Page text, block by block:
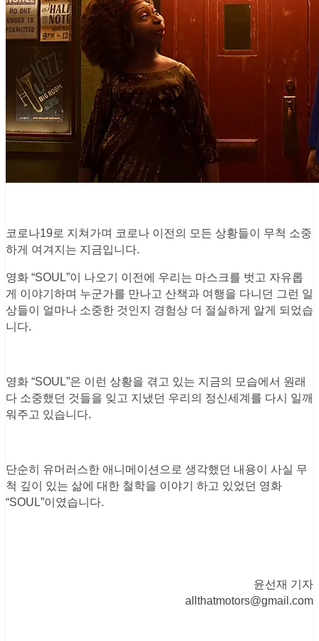
코로나19로 지쳐가며 코로나 이전의 모든 상황들이 무척 소중
하게 여겨지는 지금입니다.
영화 “SOUL”이 나오기 이전에 우리는 마스크를 벗고 자유롭
게 이야기하며 누군가를 만나고 산책과 여행을 다니던 그런 일
상들이 얼마나 소중한 것인지 경험상 더 절실하게 알게 되었습
니다.
영화 “SOUL”은 이런 상황을 겪고 있는 지금의 모습에서 원래
다 소중했던 것들을 잊고 지냈던 우리의 정신세계를 다시 일깨
워주고 있습니다.
단순히 유머러스한 애니메이션으로 생각했던 내용이 사실 무
척 깊이 있는 삶에 대한 철학을 이야기 하고 있었던 영화
“SOUL”이였습니다.
윤선재 기자
allthatmotors@gmail.com